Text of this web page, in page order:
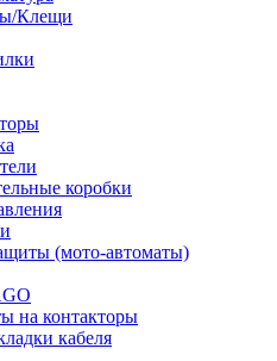
Клещи
коробки
(мото-автоматы)
на контакторы
кабеля